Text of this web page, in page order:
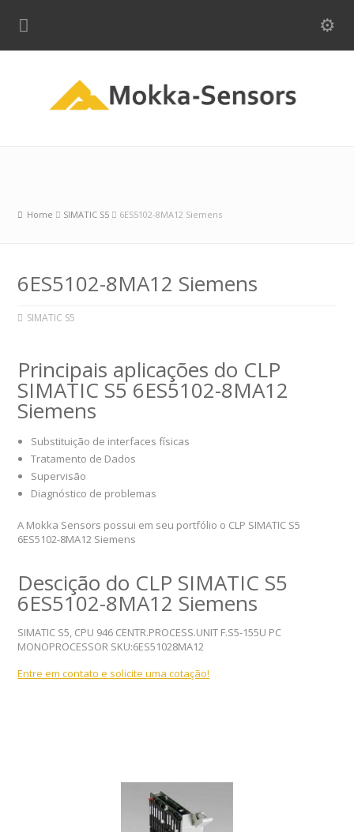
Home SIMATIC S5 6ES5102-8MA12 Siemens
6ES5102-8MA12 Siemens
SIMATIC S5
Principais aplicações do CLP
SIMATIC S5 6ES5102-8MA12
Siemens
Substituição de interfaces físicas
Tratamento de Dados
Supervisão
Diagnóstico de problemas
A Mokka Sensors possui em seu portfólio o CLP SIMATIC S5
6ES5102-8MA12 Siemens
Descição do CLP SIMATIC S5
6ES5102-8MA12 Siemens
SIMATIC S5, CPU 946 CENTR.PROCESS.UNIT F.S5-155U PC
MONOPROCESSOR SKU:6ES51028MA12
Entre em contato e solicite uma cotação!